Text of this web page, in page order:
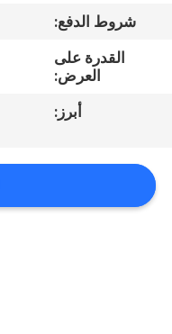
أخبار
خريطة
شروط الدفع:
القدرة على
العرض:
أبرز: